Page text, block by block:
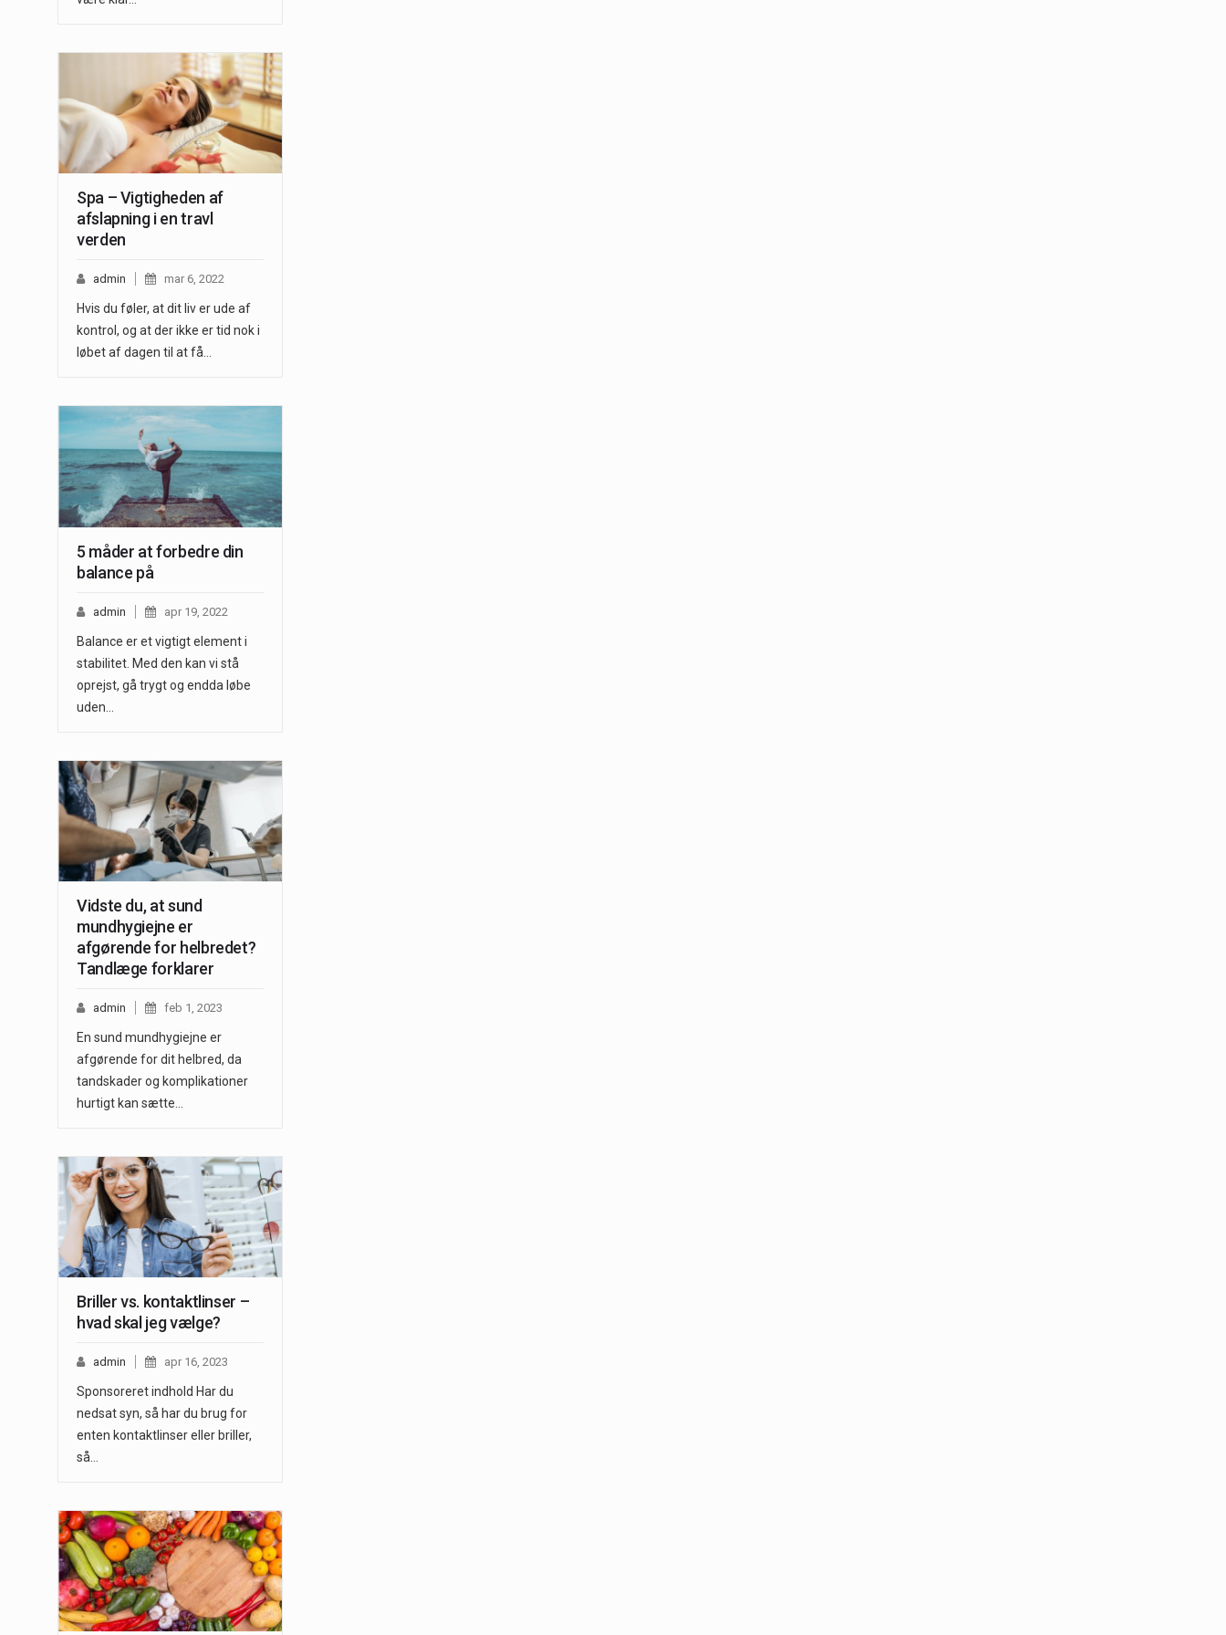
Spa – Vigtigheden af
afslapning i en travl
verden
admin mar 6, 2022
Hvis du føler, at dit liv er ude af
kontrol, og at der ikke er tid nok i
løbet af dagen til at få…
5 måder at forbedre din
balance på
admin apr 19, 2022
Balance er et vigtigt element i
stabilitet. Med den kan vi stå
oprejst, gå trygt og endda løbe
uden…
Vidste du, at sund
mundhygiejne er
afgørende for helbredet?
Tandlæge forklarer
admin feb 1, 2023
En sund mundhygiejne er
afgørende for dit helbred, da
tandskader og komplikationer
hurtigt kan sætte…
Briller vs. kontaktlinser –
hvad skal jeg vælge?
admin apr 16, 2023
Sponsoreret indhold Har du
nedsat syn, så har du brug for
enten kontaktlinser eller briller,
så…